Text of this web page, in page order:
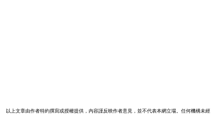
以上文章由作者特約撰寫或授權提供，內容謹反映作者意見，並不代表本網立場。任何機構未經